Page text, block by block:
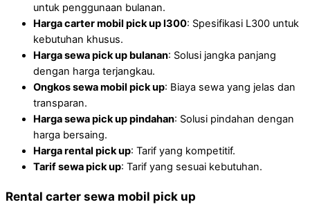
untuk penggunaan bulanan.
Harga carter mobil pick up l300: Spesifikasi L300 untuk
kebutuhan khusus.
Harga sewa pick up bulanan: Solusi jangka panjang
dengan harga terjangkau.
Ongkos sewa mobil pick up: Biaya sewa yang jelas dan
transparan.
Harga sewa pick up pindahan: Solusi pindahan dengan
harga bersaing.
Harga rental pick up: Tarif yang kompetitif.
Tarif sewa pick up: Tarif yang sesuai kebutuhan.
Rental carter sewa mobil pick up